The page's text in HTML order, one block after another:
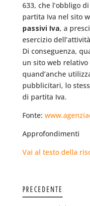
633, che l’obbligo
partita Iva nel sito
passivi Iva, a
esercizio
Di conseguenza,
un sito web relativo
quand’anche
pubblicitari, lo
di partita Iva.
Fonte:
Approfondimenti
Vai al testo della
PRECEDENTE